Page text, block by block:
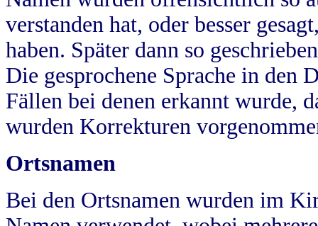
verstanden hat, oder besser
haben. Später dann so
Die gesprochene Sprache in
Fällen bei denen erkannt wurde,
wurden Korrekturen
Ortsnamen
Bei den Ortsnamen wurden im